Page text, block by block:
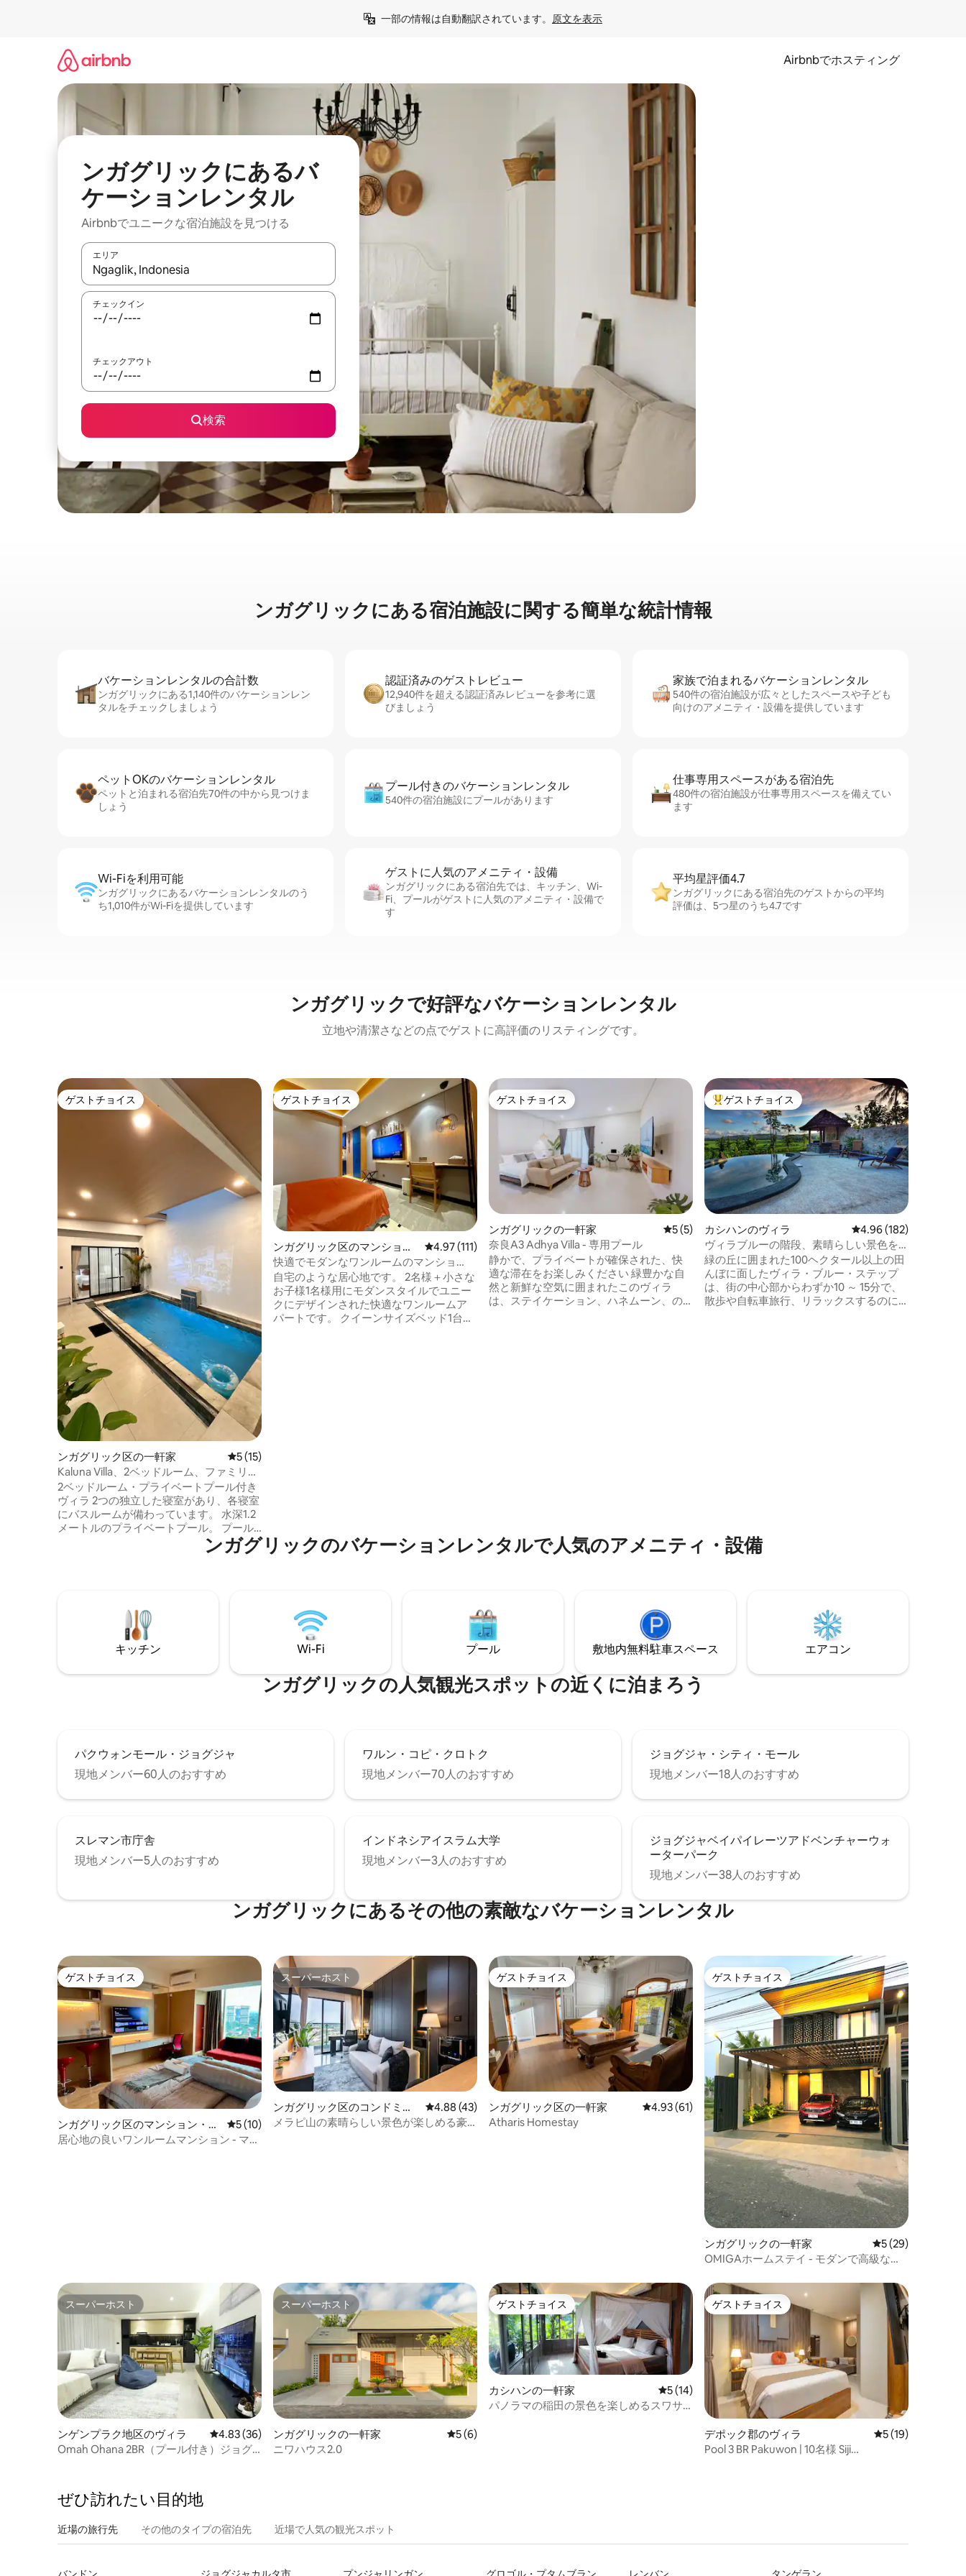
一部の情報は自動翻訳されています。 原文を表示
Airbnbでホスティング
ンガグリックにあるバ
ケーションレンタル
Airbnbでユニークな宿泊施設を見つける
エリア
検索結果が表示されたら、上下の矢印キーを使って移動するか、画面をタッチまたはスワイプして検索結果を確認することができます。
チェックイン
チェックアウト
検索
ンガグリックに⁠あ⁠る宿⁠泊⁠施⁠設⁠に関⁠す⁠る簡⁠単⁠な統⁠計⁠情⁠報
バケーションレ⁠ン⁠タ⁠ル⁠の合⁠計⁠数
ンガグリックにある1,140件のバケーションレン
タルをチェックしましょう
認証済みのゲ⁠ス⁠ト⁠レ⁠ビ⁠ュ⁠ー
12,940件を超える認証済みレビューを参考に選
びましょう
家族で泊まれるバ⁠ケ⁠ー⁠シ⁠ョ⁠ンレ⁠ン⁠タ⁠ル
540件の宿泊施設が広々としたスペースや子ども
向けのアメニティ・設備を提供しています
ペットOKのバ⁠ケ⁠ー⁠シ⁠ョ⁠ンレ⁠ン⁠タ⁠ル
ペットと泊まれる宿泊先70件の中から見つけま
しょう
プール付きのバ⁠ケ⁠ー⁠シ⁠ョ⁠ンレ⁠ン⁠タ⁠ル
540件の宿泊施設にプールがあります
仕事専用ス⁠ペ⁠ー⁠スがあ⁠る宿⁠泊⁠先
480件の宿泊施設が仕事専用スペースを備えてい
ます
Wi-Fiを利⁠用⁠可⁠能
ンガグリックにあるバケーションレンタルのう
ち1,010件がWi-Fiを提供しています
ゲストに人⁠気⁠のア⁠メ⁠ニ⁠テ⁠ィ・設⁠備
ンガグリックにある宿泊先では、キッチン、Wi-
Fi、プールがゲストに人気のアメニティ・設備で
す
平均星評価4.7
ンガグリックにある宿泊先のゲストからの平均
評価は、5つ星のうち4.7です
ンガグリックで好評なバケーションレンタル
立地や清潔さなどの点でゲストに高評価のリスティングです。
ゲストチョイス
ゲストチョイス
ンガグリック区の一軒家 レビュー15件、5つ星中5つ星の平均評価
5 (15)
Kaluna Villa、2ベッドルーム、ファミリー
向け、専用プール、Ngeyogja
2ベッドルーム・プライベートプール付き
ヴィラ 2つの独立した寝室があり、各寝室
にバスルームが備わっています。 水深1.2
メートルのプライベートプール。 プール
エリアにはパントリーとダイニングテー
サイズのベッド1台 クイーンサイズベッド
1台 主寝室にソファとスマートテレビ 主寝
室のバスタブ 給湯器 エアコン 冷蔵庫 食
卓、コンロ、フライパン、食器、飲料水
付きのパントリーキッチン プライベート
プール スマートプロジェクター
ゲストチョイス
ゲストチョイス
ンガグリック区のマンショ
ン・アパート
レビュー111件、5つ星中4.97つ星の平均評価
4.97 (111)
快適でモダンなワンルームのマンショ
ン・アパート
自宅のような居心地です。 2名様＋小さな
お子様1名様用にモダンスタイルでユニー
クにデザインされた快適なワンルームア
パートです。 クイーンサイズベッド1台、
ゲストチョイス
ゲストチョイス
ンガグリックの一軒家 レビュー5件、5つ星中5つ星の平均評価
5 (5)
奈良A3 Adhya Villa - 専用プール
静かで、プライベートが確保された、快
適な滞在をお楽しみください 緑豊かな自
然と新鮮な空気に囲まれたこのヴィラ
は、ステイケーション、ハネムーン、の
大好評のゲストチョイスです。
ゲストチョイス
カシハンのヴィラ レビュー182件、5つ
4.96 (182)
ヴィラブルーの階段、素晴らしい景色を
望む専用ヴィラ
緑の丘に囲まれた100ヘクタール以上の田
んぼに面したヴィラ・ブルー・ステップ
は、街の中心部からわずか10 ～ 15分で、
散歩や自転車旅行、リラックスするのに
ンガグリックのバケーションレンタルで人気のアメニティ・設備
キッチン Wi-Fi プール 敷地内無料駐⁠車ス⁠ペ⁠ー⁠ス エアコン
ンガグリックの人気観光スポットの近くに泊まろう
パクウォンモール・ジョグジャ
現地メンバー60人のおすすめ
ワルン・コピ・クロトク
現地メンバー70人のおすすめ
ジョグジャ・シティ・モール
現地メンバー18人のおすすめ
スレマン市庁舎
現地メンバー5人のおすすめ
インドネシアイスラム大学
現地メンバー3人のおすすめ
ジョグジャベイパイレーツアドベンチャーウォ
ーターパーク
現地メンバー38人のおすすめ
ンガグリックにあるその他の素敵なバケーションレンタル
ゲストチョイス
ゲストチョイス
ンガグリック区のマンション・ア
パート
レビュー10件、5つ星中5つ星の平均評価
5 (10)
居心地の良いワンルームマンション - マタ
スーパーホスト
スーパーホスト
ンガグリック区のコンドミニ
アム
レビュー43件、5つ星中4.88つ星の平均評価
4.88 (43)
メラピ山の素晴らしい景色が楽しめる豪
ゲストチョイス
ゲストチョイス
ンガグリック区の一軒家 レビュー61件、5つ星中4.93つ星の平均評価
4.93 (61)
Atharis Homestay
ゲストチョイス
ゲストチョイス
ンガグリックの一軒家 レビュー29件、5
5 (29)
OMIGAホームステイ - モダンで高級な宿
スーパーホスト
スーパーホスト
ンゲンプラク地区のヴィラ レビュー36件、5つ星中4.83つ星の平均評価
4.83 (36)
Omah Ohana 2BR（プール付き）ジョグ
スーパーホスト
スーパーホスト
ンガグリックの一軒家 レビュー6件、5つ星中5つ星の平均評価
5 (6)
ニワハウス2.0
ゲストチョイス
ゲストチョイス
カシハンの一軒家 レビュー14件、5つ星中5つ星の平均評価
5 (14)
パノラマの稲田の景色を楽しめるスワサ
ゲストチョイス
ゲストチョイス
デポック郡のヴィラ レビュー19件、5
5 (19)
Pool 3 BR Pakuwon | 10名様 Siji
ぜひ訪⁠れ⁠た⁠い目⁠的⁠地
近場の旅行先 その他のタ⁠イ⁠プ⁠の宿⁠泊⁠先 近場で人気の観光スポット